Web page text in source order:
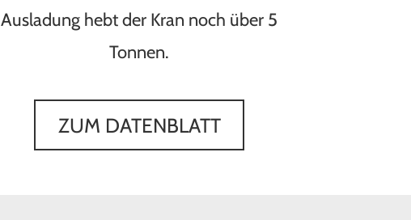
Ausladung hebt der Kran noch über 5
Tonnen.
ZUM DATENBLATT